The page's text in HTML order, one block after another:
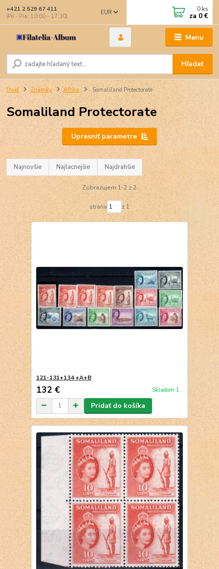
Menu
EUR
Hľadať
+421 2 529 67 411
(Po - Pia: 10:00 - 17:30)
0 ks
za 0 €
Úvod Známky Afrika Somaliland Protectorate
Somaliland Protectorate
Upresniť parametre
Najnovšie Najlacnejšie Najdrahšie
Zobrazujem 1-2 z 2
strana z 1
121-131+134 +A+B
132 € Skladom 1
Pridať do košíka